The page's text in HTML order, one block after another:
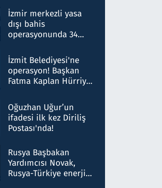
hakkında gözaltı kararı
İzmir merkezli yasa
dışı bahis
operasyonunda 34
Milyar liralık para
trafiği tespit edildi
İzmit Belediyesi'ne
operasyon! Başkan
Fatma Kaplan Hürriyet
Oğuzhan Uğur’un
ifadesi ilk kez Diriliş
Postası'nda!
Rusya Başbakan
Yardımcısı Novak,
Rusya-Türkiye enerji